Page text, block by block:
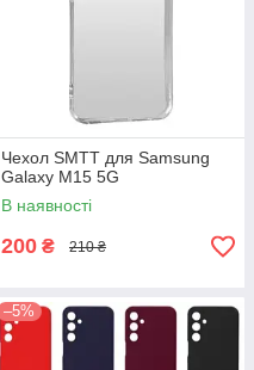
Чехол SMTT для Samsung
Galaxy M15 5G
В наявності
200 ₴ 210 ₴
–5%